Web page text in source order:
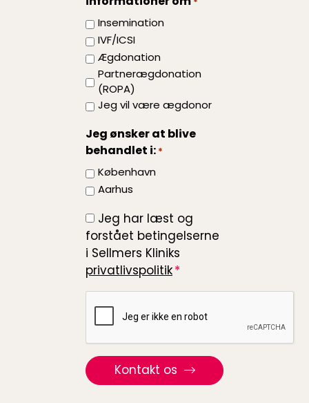
din
behandling?
*
Insemination
IVF/ICSI
Ægdonation
Partnerægdonation
(ROPA)
Jeg vil være ægdonor
Jeg ønsker at blive
behandlet i: *
København
Aarhus
Jeg har læst og
forstået betingelserne
i Sellmers Kliniks
privatlivspolitik
Kontakt os